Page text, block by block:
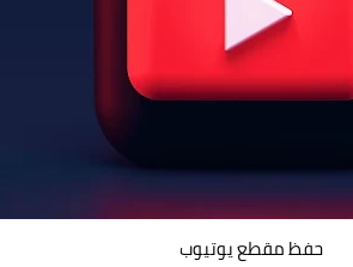
حفظ مقطع يوتيوب